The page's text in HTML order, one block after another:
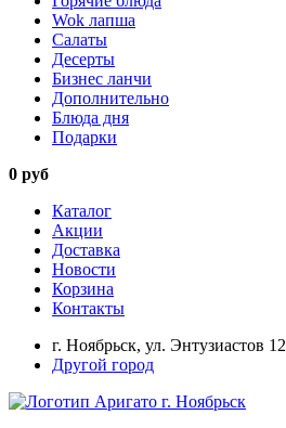
Wok лапша
Салаты
Десерты
Бизнес ланчи
Дополнительно
Блюда дня
Подарки
0 руб
Каталог
Акции
Доставка
Новости
Корзина
Контакты
г. Ноябрьск, ул. Энтузиастов 12
Другой город